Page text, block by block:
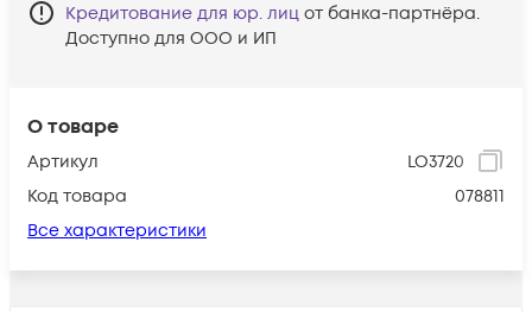
О товаре
Артикул
LO3720
Код товара
078811
Все характеристики
Кредитование для юр. лиц от банка-партнёра.
Доступно для ООО и ИП